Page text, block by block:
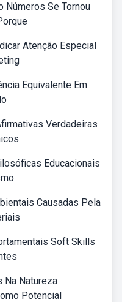
Números Se Tornou
Atenção Especial
Equivalente Em
Verdadeiras
Educacionais
Causadas Pela
Soft Skills
Na Natureza
Potencial